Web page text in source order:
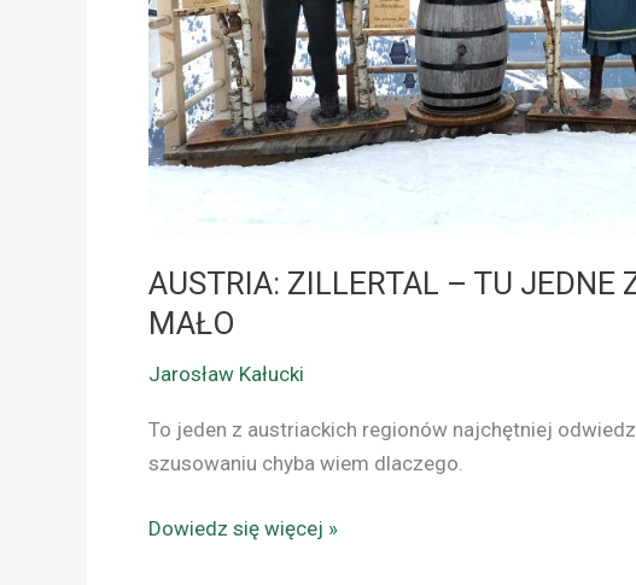
AUSTRIA: ZILLERTAL – TU JEDNE
MAŁO
Jarosław Kałucki
To jeden z austriackich regionów najchętniej
szusowaniu chyba wiem dlaczego.
ZA
MAŁO
Dowiedz się więcej »